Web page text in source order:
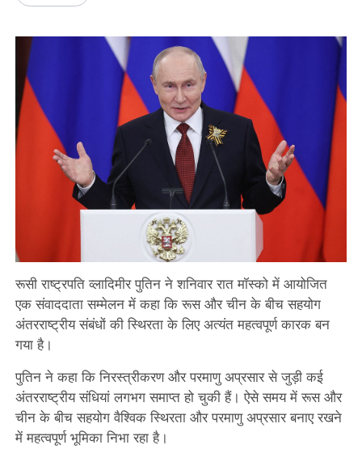
रूसी राष्ट्रपति व्लादिमीर पुतिन ने शनिवार रात मॉस्को में आयोजित
एक संवाददाता सम्मेलन में कहा कि रूस और चीन के बीच सहयोग
अंतरराष्ट्रीय संबंधों की स्थिरता के लिए अत्यंत महत्वपूर्ण कारक बन
गया है।
पुतिन ने कहा कि निरस्त्रीकरण और परमाणु अप्रसार से जुड़ी कई
अंतरराष्ट्रीय संधियां लगभग समाप्त हो चुकी हैं। ऐसे समय में रूस और
चीन के बीच सहयोग वैश्विक स्थिरता और परमाणु अप्रसार बनाए रखने
में महत्वपूर्ण भूमिका निभा रहा है।